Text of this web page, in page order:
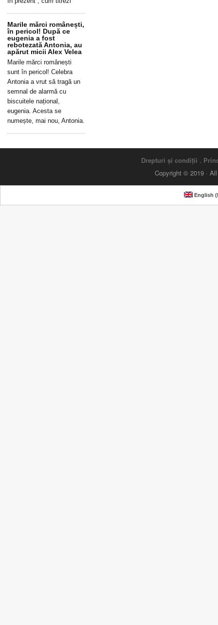
Marile mărci românești,
în pericol! După ce
eugenia a fost
rebotezată Antonia, au
apărut micii Alex Velea
Marile mărci românești
sunt în pericol! Celebra
Antonia a vrut să tragă un
semnal de alarmă cu
biscuitele național,
eugenia. Acesta se
numește, mai nou, Antonia.
Drepturi și condiții .
Copyright © 2019 ·
English (